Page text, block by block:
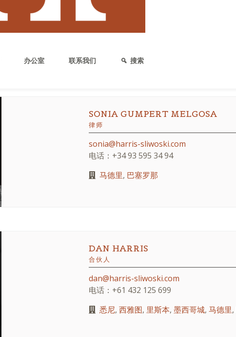
办公室 联系我们 搜索
akshat@harris-sliwoski.com
电话：(206) 224-5657
SONIA GUMPERT MELGOSA
律师
sonia@harris-sliwoski.com
电话：+34 93 595 34 94
马德里, 巴塞罗那
DAN HARRIS
合伙人
dan@harris-sliwoski.com
电话：+61 432 125 699
悉尼,西雅图, 里斯本,墨西哥城,马德里,